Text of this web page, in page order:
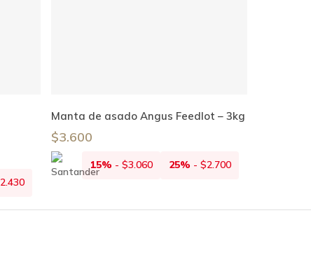
2.430
Añadir Al Carrito
Manta de asado Angus Feedlot – 3kg
$3.600
15% - $3.060 25% - $2.700